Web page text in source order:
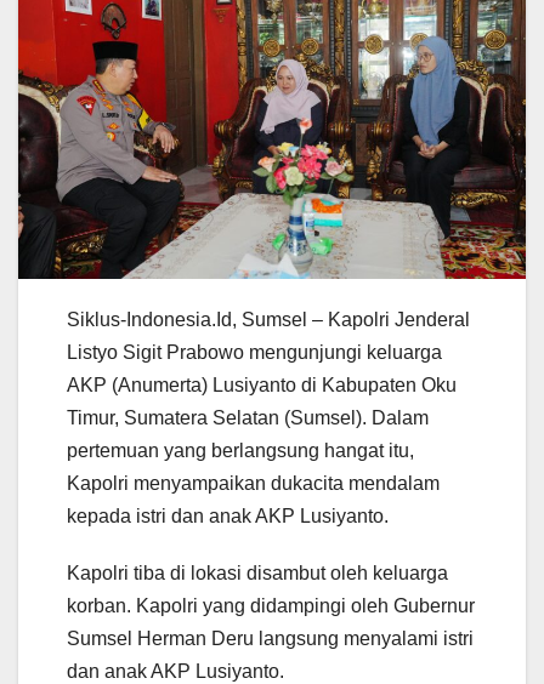
Siklus-Indonesia.Id, Sumsel – Kapolri Jenderal
Listyo Sigit Prabowo mengunjungi keluarga
AKP (Anumerta) Lusiyanto di Kabupaten Oku
Timur, Sumatera Selatan (Sumsel). Dalam
pertemuan yang berlangsung hangat itu,
Kapolri menyampaikan dukacita mendalam
kepada istri dan anak AKP Lusiyanto.
Kapolri tiba di lokasi disambut oleh keluarga
korban. Kapolri yang didampingi oleh Gubernur
Sumsel Herman Deru langsung menyalami istri
dan anak AKP Lusiyanto.